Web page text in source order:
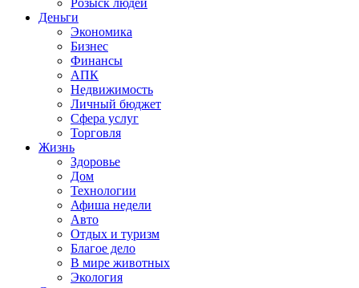
Розыск людей
Деньги
Экономика
Бизнес
Финансы
АПК
Недвижимость
Личный бюджет
Сфера услуг
Торговля
Жизнь
Здоровье
Дом
Технологии
Афиша недели
Авто
Отдых и туризм
Благое дело
В мире животных
Экология